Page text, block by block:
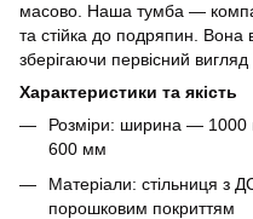
масово. Наша тумба —
та стійка до подряпин. Вона
зберігаючи первісний
Характеристики та якість
Розміри: ширина —
600 мм
Матеріали: стільниця з
порошковим покриттям